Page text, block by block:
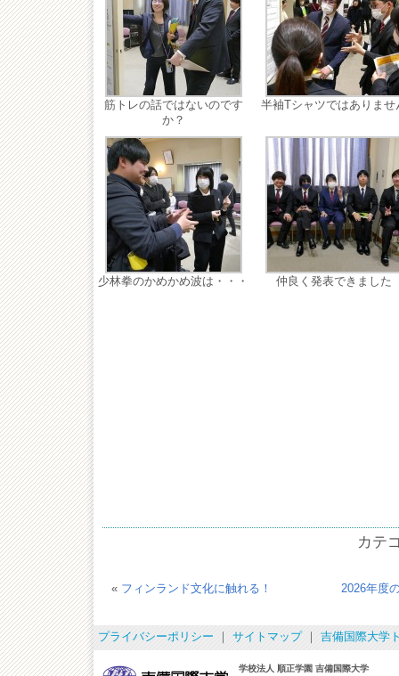
筋トレの話ではないのです
か？
半袖Tシャツではありませ
少林拳のかめかめ波は・・・ 仲良く発表できました
カテ
« フィンランド文化に触れる！ 2026年度
プライバシーポリシー ｜ サイトマップ｜ 吉備国際大学
学校法人 順正学園 吉備国際大学